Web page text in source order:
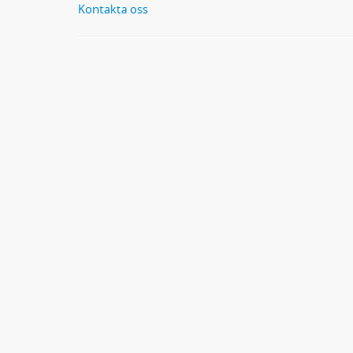
Kontakta oss